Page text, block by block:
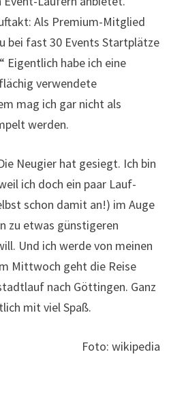
Als Premium-Mitglied
bei fast 30 Events Startplätze
Eigentlich habe ich eine
verwendete
mag ich gar nicht als
werden.
Neugier hat gesiegt. Ich bin
ich doch ein paar Lauf-
schon damit an!) im Auge
zu etwas günstigeren
Und ich werde von meinen
Mittwoch geht die Reise
nach Göttingen. Ganz
mit viel Spaß.
Foto: wikipedia